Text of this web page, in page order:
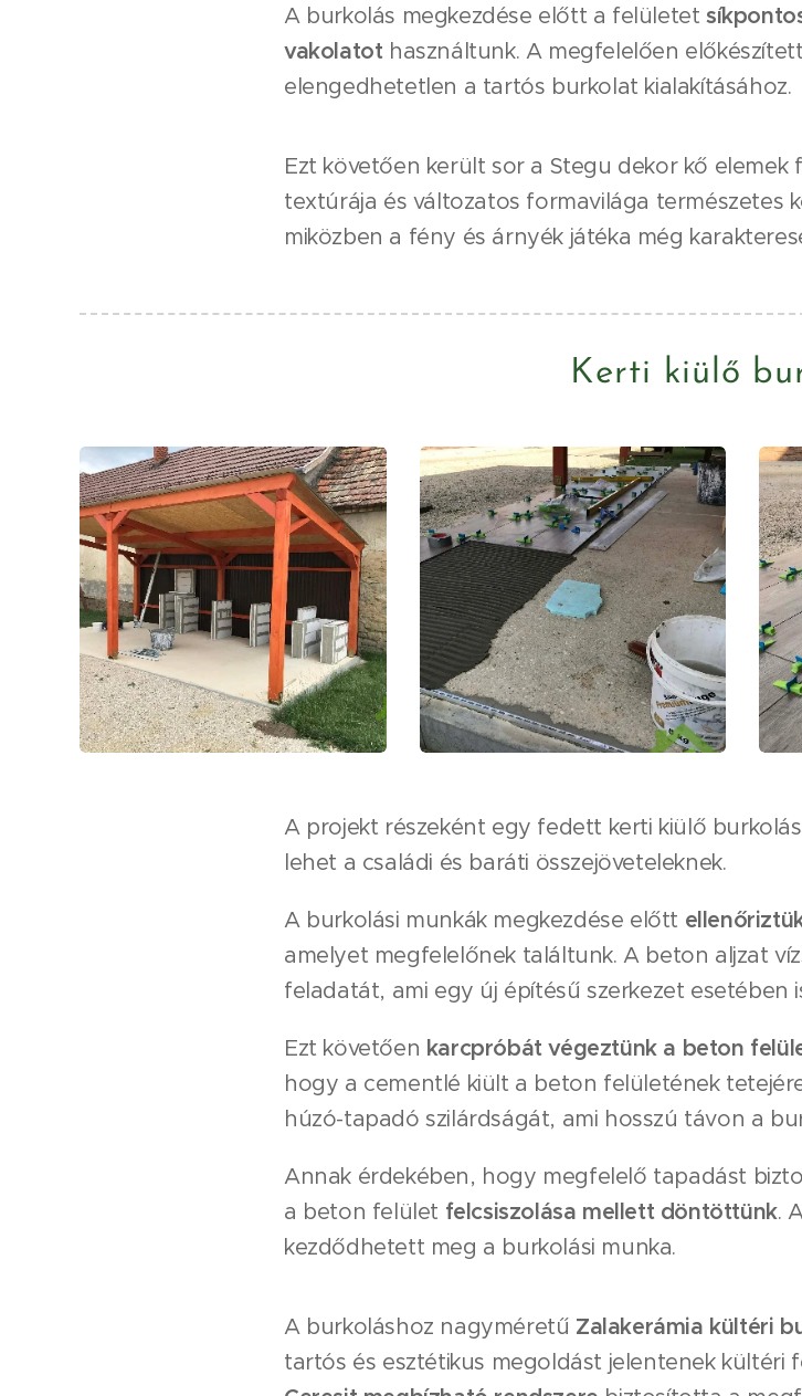
A burkolás megkezdése előtt a felületet
vakolatothasználtunk. A megfelelően
elengedhetetlen a tartós burkolat kialakításához.
Ezt követően került sor a Stegu dekor kő
textúrája és változatos formavilága természetes
miközben a fény és árnyék játéka még
Kerti kiülő
A projekt részeként egy fedett kerti kiülő
lehet a családi és baráti összejöveteleknek.
A burkolási munkák megkezdése előtt
amelyet megfelelőnek találtunk. A beton aljzat
feladatát, ami egy új építésű szerkezet esetében
Ezt követően karcpróbát végeztünk a beton
hogy a cementlé kiült a beton felületének
húzó-tapadó szilárdságát, ami hosszú távon a
Annak érdekében, hogy megfelelő tapadást
a beton felület felcsiszolása mellett döntöttünk.
kezdődhetett meg a burkolási munka.
A burkoláshoz nagyméretű Zalakerámia kültéri
tartós és esztétikus megoldást jelentenek kültéri